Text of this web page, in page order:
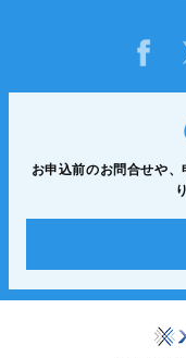
お申込前のお問合せや